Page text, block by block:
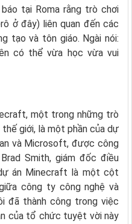
tại Roma rằng trò chơi
ở đây) liên quan đến các
tạo và tôn giáo. Ngài nói:
có thể vừa học vừa vui
một trong những trò
giới, là một phần của dự
và Microsoft, được công
Smith, giám đốc điều
án Minecraft là một cột
công ty công nghệ và
đã thành công trong việc
của tổ chức tuyệt vời này